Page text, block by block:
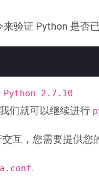
验证 Python 是否
Python 2.7.10
们就可以继续进行
互，您需要提供您
.